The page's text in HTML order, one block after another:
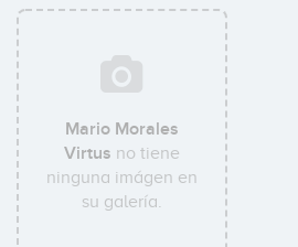
Mario Morales
Virtus no tiene
ninguna imágen en
su galería.